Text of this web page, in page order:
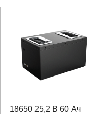
18650 25,2 В 60 Ач